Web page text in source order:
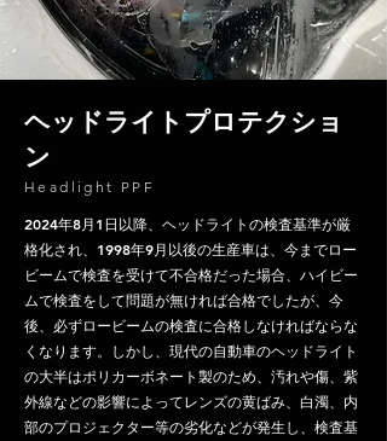
ヘッドライトプロテクショ
ン
Headlight PPF
2024年8月1日以降、ヘッドライトの検査基準が厳
格化され、1998年9月以後の生産車は、今までロー
ビームで検査を受けて不合格だった場合、ハイビー
ムで検査をして問題が無ければ合格でしたが、今
後、必ずロービームの検査に合格しなければならな
くなります。しかし、現代の自動車のヘッドライト
の大半はポリカーボネート製のため、汚れや傷、紫
外線などの影響によってレンズの黄ばみ、白濁、内
部のプロジェクター等の劣化などが発生し、検査基